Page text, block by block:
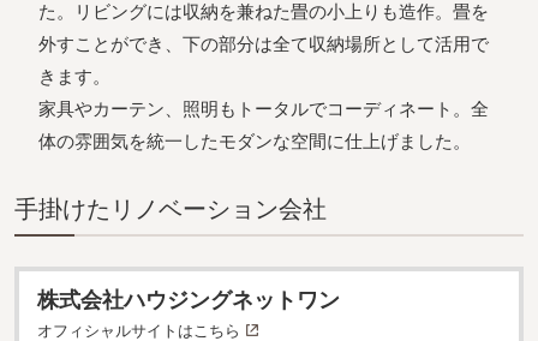
た。リビングには収納を兼ねた畳の小上りも造作。畳を
外すことができ、下の部分は全て収納場所として活用で
きます。
家具やカーテン、照明もトータルでコーディネート。全
体の雰囲気を統一したモダンな空間に仕上げました。
⼿掛けたリノベーション会社
株式会社ハウジングネットワン
オフィシャルサイトはこちら